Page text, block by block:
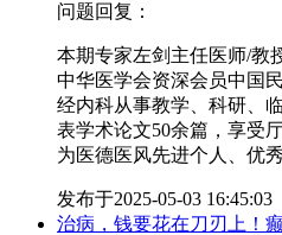
问题回复：
本期专家左剑主任医师/教
中华医学会资深会员中国
经内科从事教学、科研、
表学术论文50余篇，享受
为医德医风先进个人、优
发布于2025-05-03 16:45:03
治病，钱要花在刀刃上！